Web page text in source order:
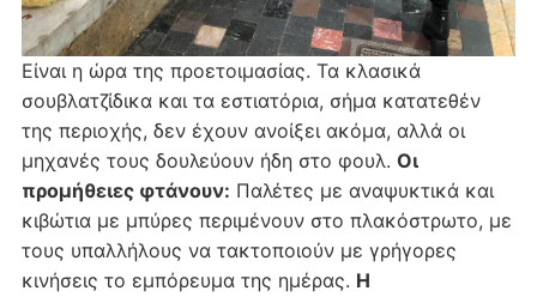
Είναι η ώρα της προετοιμασίας. Τα κλασικά
σουβλατζίδικα και τα εστιατόρια, σήμα κατατεθέν
της περιοχής, δεν έχουν ανοίξει ακόμα, αλλά οι
μηχανές τους δουλεύουν ήδη στο φουλ. Οι
προμήθειες φτάνουν: Παλέτες με αναψυκτικά και
κιβώτια με μπύρες περιμένουν στο πλακόστρωτο, με
τους υπαλλήλους να τακτοποιούν με γρήγορες
κινήσεις το εμπόρευμα της ημέρας. Η